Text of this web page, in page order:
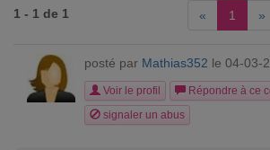
1 - 1 de 1 « 1 »
posté par Mathias352 le 04-03-
Voir le profil
Répondre à ce
signaler un abus